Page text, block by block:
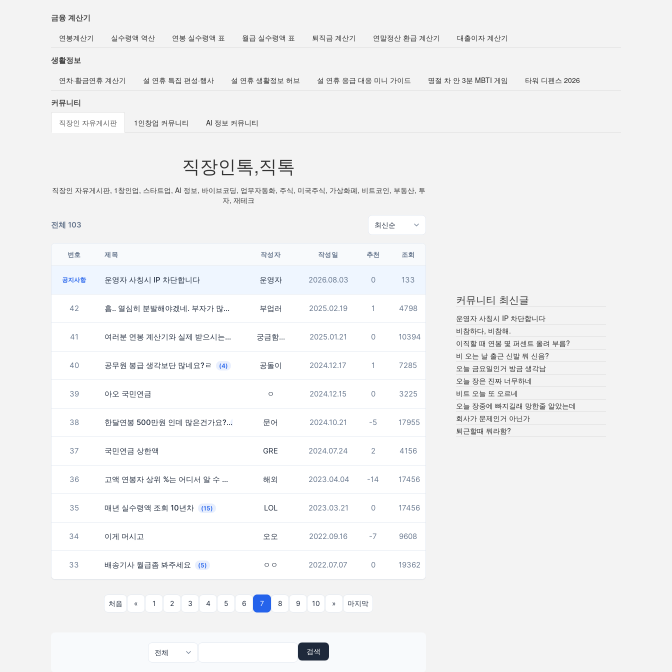
금융 계산기
연봉계산기 실수령액 역산 연봉 실수령액 표 월급 실수령액 표 퇴직금 계산기 연말정산 환급 계산기 대출이자 계산기
생활정보
연차·황금연휴 계산기 설 연휴 특집 편성·행사 설 연휴 생활정보 허브 설 연휴 응급 대응 미니 가이드 명절 차 안 3분 MBTI 게임 타워 디펜스 2026
커뮤니티
직장인 자유게시판 1인창업 커뮤니티 AI 정보 커뮤니티
직장인톡,직톡
직장인 자유게시판, 1창인업, 스타트업, AI 정보, 바이브코딩, 업무자동화, 주식, 미국주식, 가상화폐, 비트코인, 부동산, 투
자, 재테크
전체 103
번호 제목 작성자 작성일 추천 조회
공지사항 운영자 사칭시 IP 차단합니다 운영자 2026.08.03 0 133
42 흠.. 열심히 분발해야겠네. 부자가 많네요. 부업러 2025.02.19 1 4798
41 여러분 연봉 계산기와 실제 받으시는 금액 차이 많이 나시나요? (1)
궁금함... 2025.01.21 0 10394
40 공무원 봉급 생각보단 많네요?ㄹ (4) 공돌이 2024.12.17 1 7285
39 아오 국민연금 ㅇ 2024.12.15 0 3225
38 한달연봉 500만원 인데 많은건가요? 문어 2024.10.21 -5 17955
37 국민연금 상한액 GRE 2024.07.24 2 4156
36 고액 연봉자 상위 %는 어디서 알 수 있을까요? (9)
해외 2023.04.04 -14 17456
35 매년 실수령액 조회 10년차 (15) LOL 2023.03.21 0 17456
34 이게 머시고 오오 2022.09.16 -7 9608
33 배송기사 월급좀 봐주세요 (5) ㅇㅇ 2022.07.07 0 19362
처음 « 1 2 3 4 5 6 7 8 9 10 » 마지막
검색
커뮤니티 최신글
운영자 사칭시 IP 차단합니다
비참하다, 비참해.
이직할 때 연봉 몇 퍼센트 올려 부름?
비 오는 날 출근 신발 뭐 신음?
오늘 금요일인거 방금 생각남
오늘 장은 진짜 너무하네
비트 오늘 또 오르네
오늘 장중에 빠지길래 망한줄 알았는데
회사가 문제인거 아닌가
퇴근할때 뭐라함?